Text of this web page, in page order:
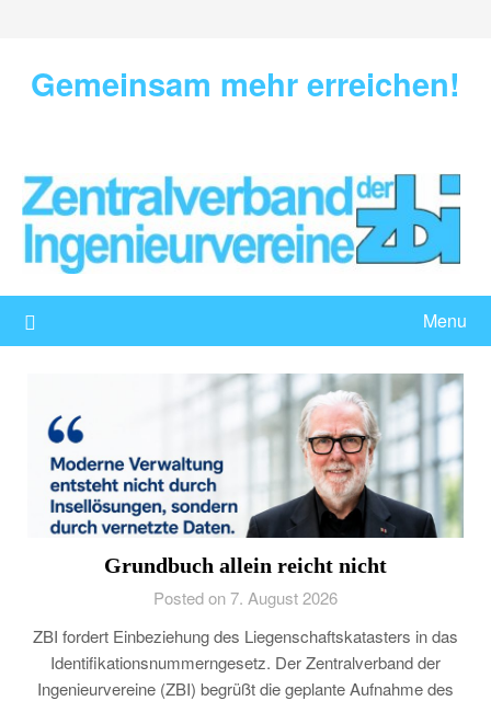
contentGemeinsam mehr erreichen!
Menu
Grundbuch allein reicht nicht
Posted on 7. August 2026
ZBI fordert Einbeziehung des Liegenschaftskatasters in das
Identifikationsnummerngesetz. Der Zentralverband der
Ingenieurvereine (ZBI) begrüßt die geplante Aufnahme des